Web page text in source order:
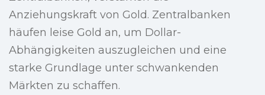
Anziehungskraft von Gold. Zentralbanken
häufen leise Gold an, um Dollar-
Abhängigkeiten auszugleichen und eine
starke Grundlage unter schwankenden
Märkten zu schaffen.